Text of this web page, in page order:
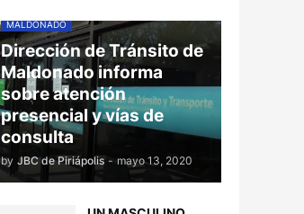
MALDONADO
Dirección de Tránsito de
Maldonado informa
sobre atención
presencial y vías de
consulta
by JBC de Piriápolis - mayo 13, 2020